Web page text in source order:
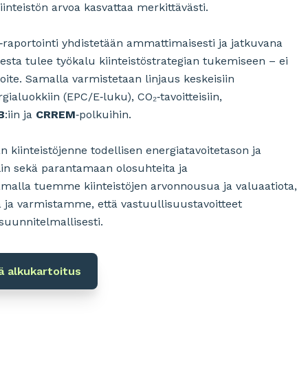
arvoa kasvattaa merkittävästi.
yhdistetään ammattimaisesti ja jatkuvana
tulee työkalu kiinteistöstrategian tukemiseen – ei
Samalla varmistetaan linjaus keskeisiin
(EPC/E‑luku), CO₂‑tavoitteisiin,
:iin ja CRREM‑polkuihin.
kiinteistöjenne todellisen energiatavoitetason ja
sekä parantamaan olosuhteita ja
tuemme kiinteistöjen arvonnousua ja valuaatiota,
ja varmistamme, että vastuullisuustavoitteet
alkukartoitus